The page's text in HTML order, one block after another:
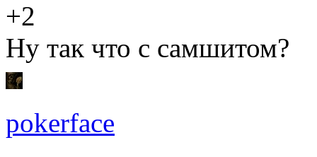
+2
Ну так что с самшитом?
pokerface